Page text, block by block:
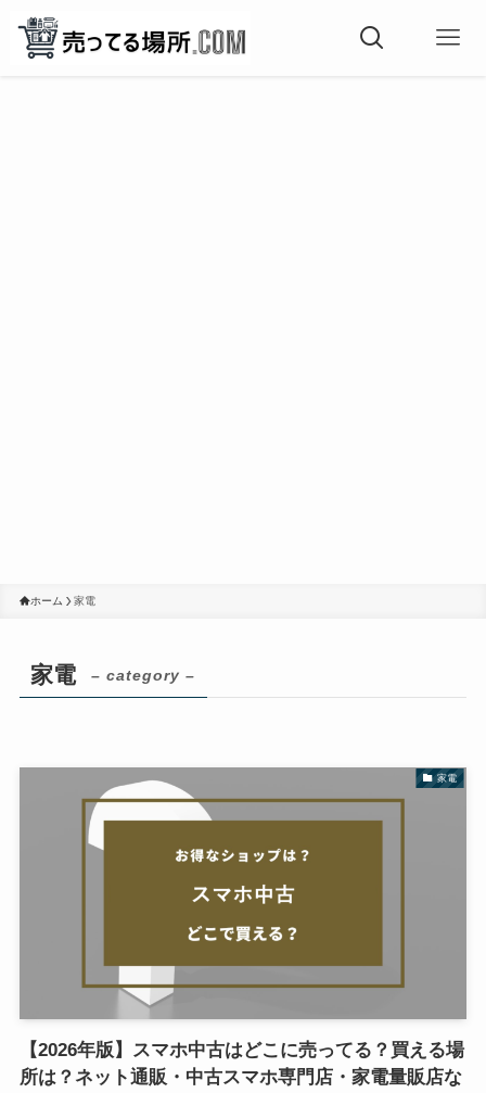
ホーム 家電
家電 – category –
家電
【2026年版】スマホ中古はどこに売ってる？買える場
所は？ネット通販・中古スマホ専門店・家電量販店な